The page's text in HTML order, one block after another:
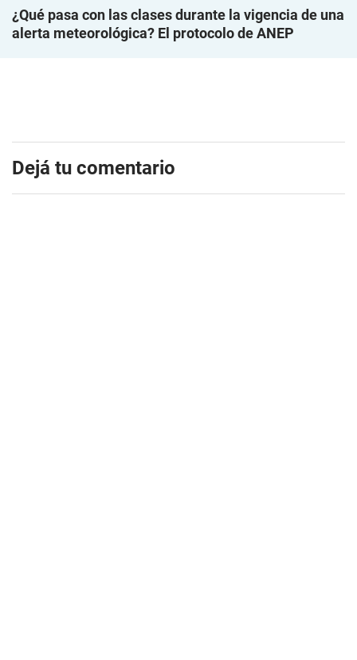
¿Qué pasa con las clases durante la vigencia de una
alerta meteorológica? El protocolo de ANEP
Dejá tu comentario